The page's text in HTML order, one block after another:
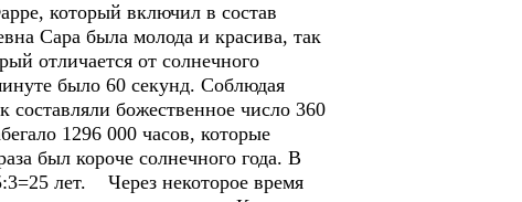
который включил в состав
Сара была молода и красива, так
отличается от солнечного
было 60 секунд. Соблюдая
божественное число 360
1296 000 часов, которые
был короче солнечного года. В
лет. Через некоторое время